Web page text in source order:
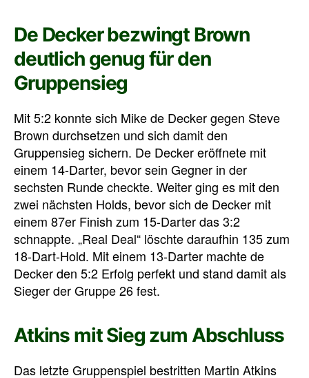
De Decker bezwingt Brown
deutlich genug für den
Gruppensieg
Mit 5:2 konnte sich Mike de Decker gegen Steve
Brown durchsetzen und sich damit den
Gruppensieg sichern. De Decker eröffnete mit
einem 14-Darter, bevor sein Gegner in der
sechsten Runde checkte. Weiter ging es mit den
zwei nächsten Holds, bevor sich de Decker mit
einem 87er Finish zum 15-Darter das 3:2
schnappte. „Real Deal“ löschte daraufhin 135 zum
18-Dart-Hold. Mit einem 13-Darter machte de
Decker den 5:2 Erfolg perfekt und stand damit als
Sieger der Gruppe 26 fest.
Atkins mit Sieg zum Abschluss
Das letzte Gruppenspiel bestritten Martin Atkins